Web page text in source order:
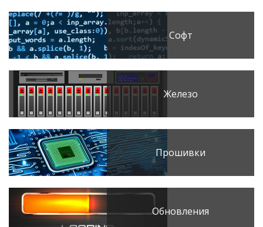
Софт
Железо
Прошивки
Обновления